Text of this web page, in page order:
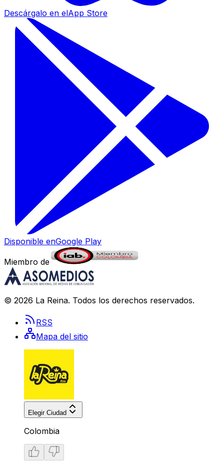
Descárgalo en elApp Store
Disponible enGoogle Play
Miembro de
© 2026 La Reina. Todos los derechos reservados.
RSS
Mapa del sitio
Elegir Ciudad
Colombia